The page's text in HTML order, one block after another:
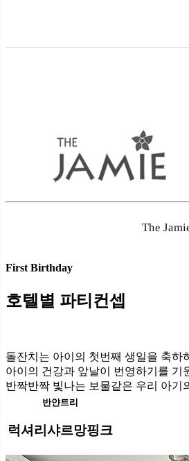
The
First Birthday
호텔별 파티컨셉
돌잔치는 아이의 첫번째 생일을 축하
아이의 건강과 앞날이 번영하기를 기
반짝반짝 빛나는 보물같은 우리 아
반얀트리
럭셔리샤르망핑크